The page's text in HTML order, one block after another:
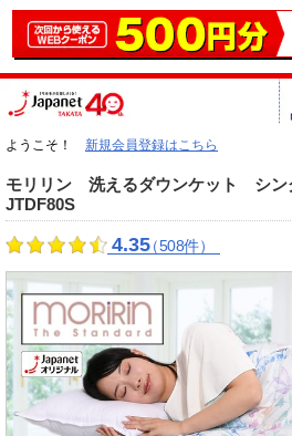
ようこそ！ 新規会員登録はこちら
モリリン 洗えるダウンケット シン
JTDF80S
4.35（508件）